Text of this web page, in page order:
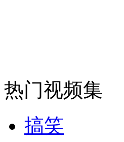
纽约上演“枕头大战”
热门视频集
搞笑